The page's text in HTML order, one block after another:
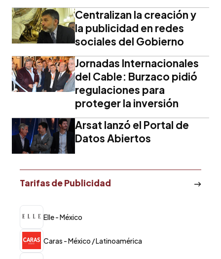
Centralizan la creación y
la publicidad en redes
sociales del Gobierno
Jornadas Internacionales
del Cable: Burzaco pidió
regulaciones para
proteger la inversión
Arsat lanzó el Portal de
Datos Abiertos
Tarifas de Publicidad
Elle - México
Caras - México / Latinoamérica